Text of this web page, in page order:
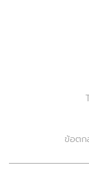
ข้อตก